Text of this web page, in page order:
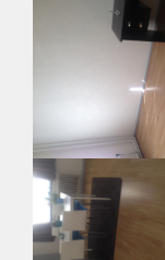
u rijd zo de A2 op .
Appartement is